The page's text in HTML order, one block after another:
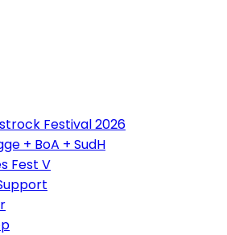
Festival 2026
+ BoA + SudH
Fest V